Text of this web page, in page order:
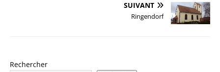
SUIVANT
Ringendorf
Rechercher